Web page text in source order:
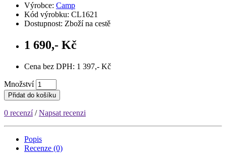
Výrobce: Camp
Kód výrobku: CL1621
Dostupnost: Zboží na cestě
1 690,- Kč
Cena bez DPH: 1 397,- Kč
Množství
Přidat do košíku
0 recenzí/Napsat recenzi
Popis
Recenze (0)